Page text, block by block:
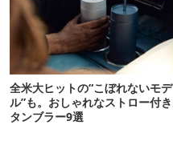
全米大ヒットの“こぼれないモデ
ル”も。おしゃれなストロー付き
タンブラー9選